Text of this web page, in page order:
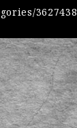
3627438